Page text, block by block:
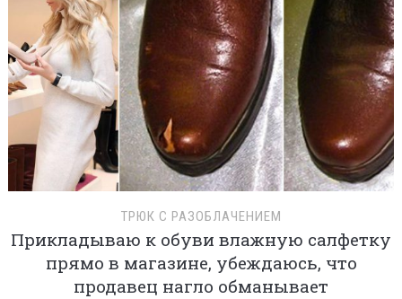
ТРЮК С РАЗОБЛАЧЕНИЕМ
Прикладываю к обуви влажную салфетку
прямо в магазине, убеждаюсь, что
продавец нагло обманывает